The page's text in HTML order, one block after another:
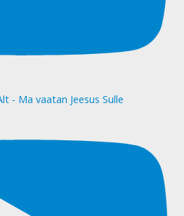
- Ma vaatan Jeesus Sulle